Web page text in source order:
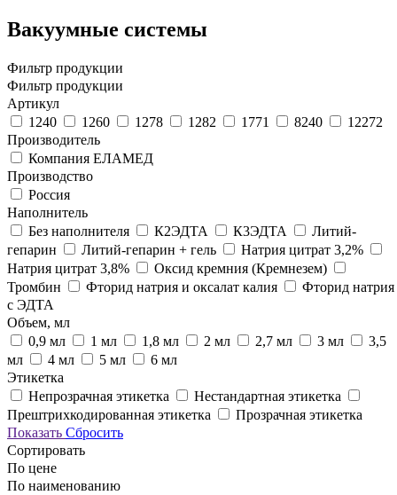
Вакуумные системы
Фильтр продукции
Фильтр продукции
Артикул
1240
1260 1278 1282 1771 8240
12272
Производитель
Компания ЕЛАМЕД
Производство
Россия
Наполнитель
Без наполнителя
К2ЭДТА К3ЭДТА
Литий-
гепарин
Литий-гепарин + гель
Натрия цитрат 3,2%
Натрия цитрат 3,8%
Оксид кремния (Кремнезем)
Тромбин
Фторид натрия и оксалат калия
Фторид натрия
с ЭДТА
Объем, мл
0,9 мл
1 мл 1,8 мл 2 мл 2,7 мл 3 мл
3,5
мл
4 мл 5 мл
6 мл
Этикетка
Непрозрачная этикетка
Нестандартная этикетка
Прештрихкодированная этикетка
Прозрачная этикетка
Показать Сбросить
Сортировать
По цене
По наименованию